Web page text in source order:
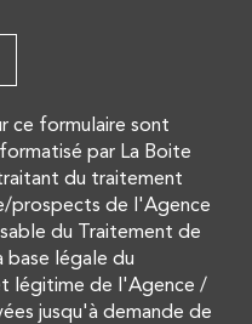
ce formulaire sont
par La Boite
du traitement
prospects de l'Agence
du Traitement de
base légale du
légitime de l'Agence /
jusqu'à demande de